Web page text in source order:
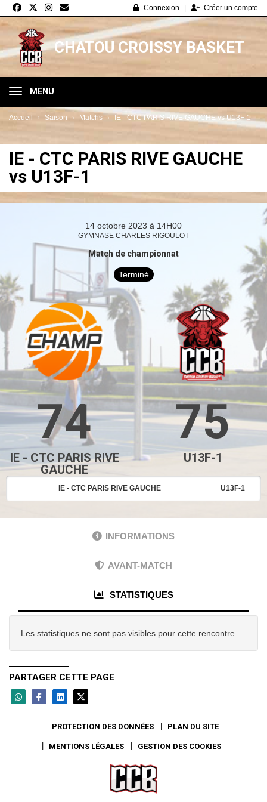
Connexion Créer un compte
CHATOU CROISSY BASKET
MENU
Accueil Saison Matchs IE - CTC PARIS RIVE GAUCHE vs U13F-1
IE - CTC PARIS RIVE GAUCHE
vs U13F-1
14 octobre 2023 à 14H00
GYMNASE CHARLES RIGOULOT
Match de championnat
Terminé
74 75
IE - CTC PARIS RIVE
GAUCHE
U13F-1
IE - CTC PARIS RIVE GAUCHE U13F-1
INFORMATIONS
AVANT-MATCH
STATISTIQUES
Les statistiques ne sont pas visibles pour cette rencontre.
PARTAGER CETTE PAGE
PROTECTION DES DONNÉES PLAN DU SITE
MENTIONS LÉGALES GESTION DES COOKIES
Panneau de gestion des cookies